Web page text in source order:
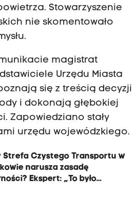
Stowarzyszenie
nie skomentowało
magistrat
Urzędu Miasta
się z treścią decyzji
i dokonają głębokiej
Zapowiedziano stały
urzędu wojewódzkiego.
Strefa Czystego Transportu w
narusza zasadę
Ekspert: „To było